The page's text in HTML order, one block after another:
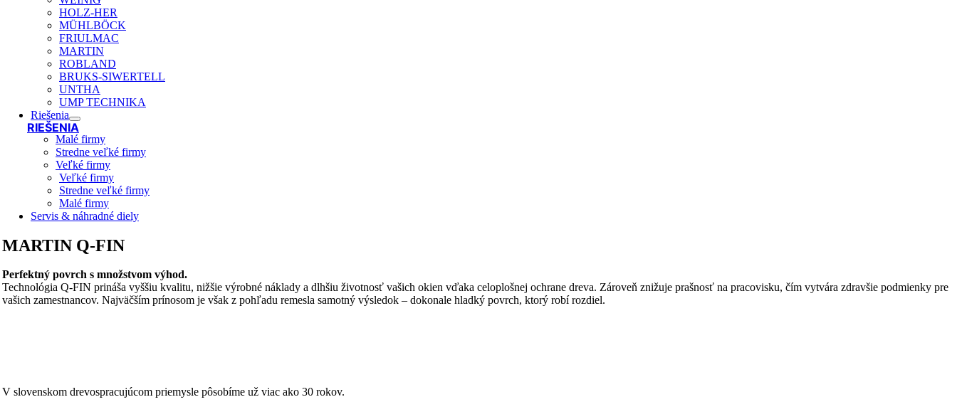
HOLZ-HER
MÜHLBÖCK
FRIULMAC
MARTIN
ROBLAND
BRUKS-SIWERTELL
UNTHA
UMP TECHNIKA
Riešenia
RIEŠENIA
Malé firmy
Stredne veľké firmy
Veľké firmy
Veľké firmy
Stredne veľké firmy
Malé firmy
Servis & náhradné diely
MARTIN Q-FIN
Perfektný povrch s množstvom výhod.
Technológia Q-FIN prináša vyššiu kvalitu, nižšie výrobné náklady a dlhšiu životnosť vašich okien vďaka celoplošnej ochrane dreva. Zároveň znižuje prašnosť na pracovisku, čím vytvára zdravšie podmienky pre
vašich zamestnancov. Najväčším prínosom je však z pohľadu remesla samotný výsledok – dokonale hladký povrch, ktorý robí rozdiel.
V slovenskom drevospracujúcom priemysle pôsobíme už viac ako 30 rokov.